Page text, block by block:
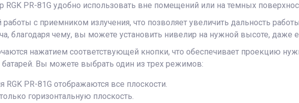
RGK PR-81G удобно использовать вне помещений или на темных
с приемником излучения, что позволяет увеличить дальность
благодаря чему, вы можете установить нивелир на нужной высоте, даже
нажатием соответствующей кнопки, что обеспечивает проекцию
Вы можете выбрать один из трех режимов:
PR-81G отображаются все плоскости.
горизонтальную плоскость.